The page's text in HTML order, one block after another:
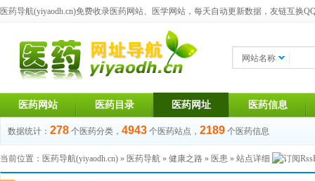
医药导航(yiyaodh.cn)免费收录医药网站、医学网站，每天自动更新数据，友链互换
网站名称
医药网站 医药目录 医药网址 医药信息
数据统计： 278 个医药分类， 4943 个医药站点， 2189 个医药信息
当前位置： 医药导航(yiyaodh.cn) » 医药导航 » 健康之路 » 医患 » 站点详细